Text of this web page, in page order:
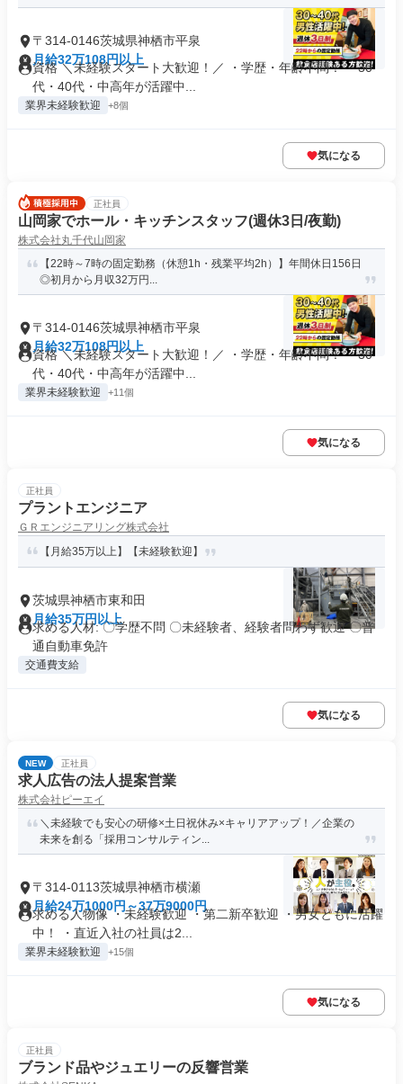
〒314-0146茨城県神栖市平泉
月給32万108円以上
資格 ＼未経験スタート大歓迎！／ ・学歴・年齢不問！ ・30
代・40代・中高年が活躍中...
業界未経験歓迎 +8個
気になる
正社員
山岡家でホール・キッチンスタッフ(週休3日/夜勤)
株式会社丸千代山岡家
【22時～7時の固定勤務（休憩1h・残業平均2h）】年間休日156日
◎初月から月収32万円...
〒314-0146茨城県神栖市平泉
月給32万108円以上
資格 ＼未経験スタート大歓迎！／ ・学歴・年齢不問！ ・30
代・40代・中高年が活躍中...
業界未経験歓迎 +11個
気になる
正社員
プラントエンジニア
ＧＲエンジニアリング株式会社
【月給35万以上】【未経験歓迎】
茨城県神栖市東和田
月給35万円以上
求める人材: 〇学歴不問 〇未経験者、経験者問わず歓迎 〇普
通自動車免許
交通費支給
気になる
NEW 正社員
求人広告の法人提案営業
株式会社ピーエイ
＼未経験でも安心の研修×土日祝休み×キャリアアップ！／企業の
未来を創る「採用コンサルティン...
〒314-0113茨城県神栖市横瀬
月給24万1000円～37万9000円
求める人物像 ・未経験歓迎 ・第二新卒歓迎 ・男女ともに活躍
中！ ・直近入社の社員は2...
業界未経験歓迎 +15個
気になる
正社員
ブランド品やジュエリーの反響営業